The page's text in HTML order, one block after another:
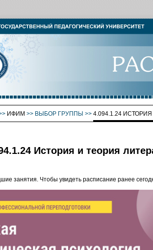
ИФИМ >> ВЫБОР ГРУППЫ >> 4.094.1.24
История и теория
занятия. Чтобы увидеть расписание ранее